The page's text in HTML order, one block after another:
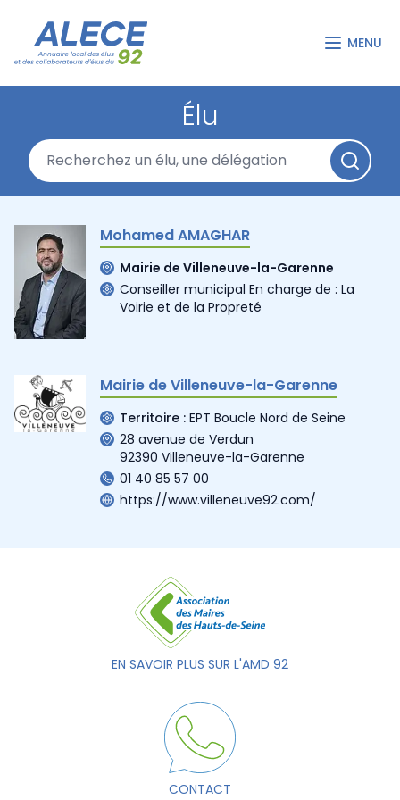
MENU
Élu
Mohamed AMAGHAR
Mairie de Villeneuve-la-Garenne
Conseiller municipal En charge de : La
Voirie et de la Propreté
Mairie de Villeneuve-la-Garenne
Territoire : EPT Boucle Nord de Seine
28 avenue de Verdun
92390 Villeneuve-la-Garenne
01 40 85 57 00
https://www.villeneuve92.com/
EN SAVOIR PLUS SUR L'AMD 92
CONTACT